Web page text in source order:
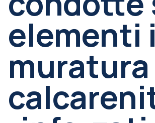
elementi
muratura